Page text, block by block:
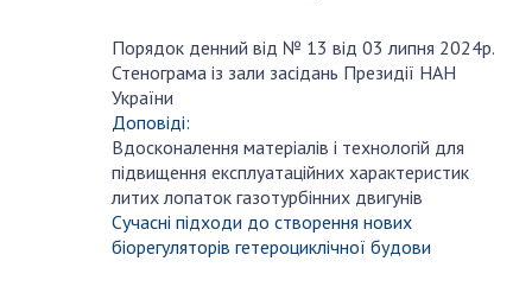
Порядок денний від № 13 від 03 липня 2024р.
Стенограма із зали засідань Президії НАН
України
Доповіді:
Вдосконалення матеріалів і технологій для
підвищення експлуатаційних характеристик
литих лопаток газотурбінних двигунів
Сучасні підходи до створення нових
біорегуляторів гетероциклічної будови